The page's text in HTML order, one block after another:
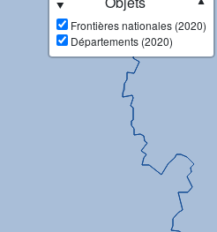
Frontières nationales (2020)
Départements (2020)